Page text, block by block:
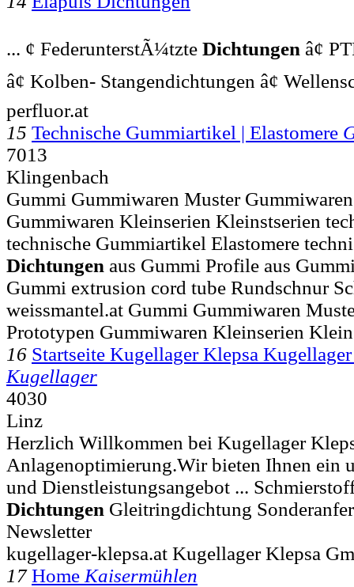
... ¢ FederunterstÃ¼tzte Dichtungen â¢
â¢ Kolben- Stangendichtungen â¢
perfluor.at
15 Technische Gummiartikel | Elastomere
7013
Klingenbach
Gummi Gummiwaren Muster
Gummiwaren Kleinserien Kleinstserien
technische Gummiartikel Elastomere
Dichtungen aus Gummi Profile aus
Gummi extrusion cord tube Rundschnur
weissmantel.at Gummi Gummiwaren
Prototypen Gummiwaren Kleinserien
16 Startseite Kugellager Klepsa
Kugellager
4030
Linz
Herzlich Willkommen bei Kugellager
Anlagenoptimierung.Wir bieten Ihnen ein
und Dienstleistungsangebot ...
Dichtungen Gleitringdichtung
Newsletter
kugellager-klepsa.at Kugellager Klepsa
17 Home Kaisermühlen